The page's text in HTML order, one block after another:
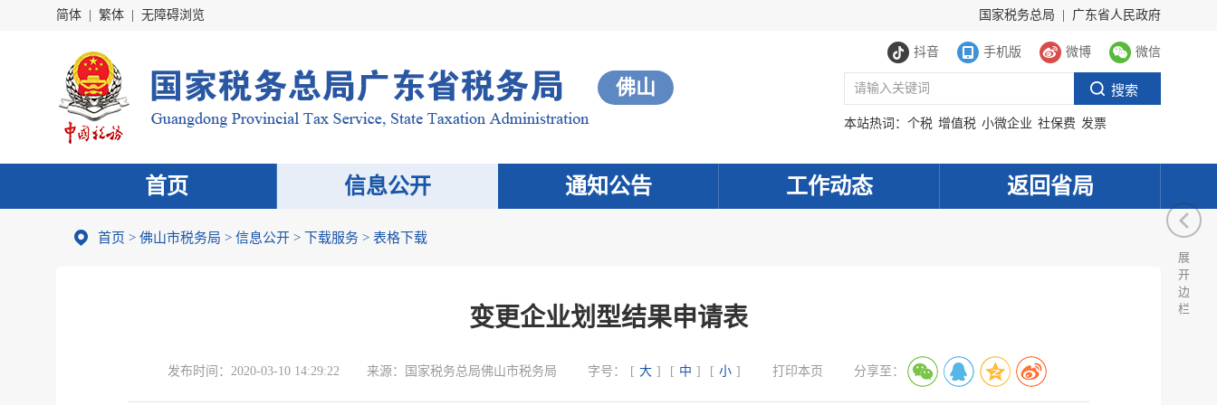
简体 繁体 无障碍浏览 国家税务总局 广东省人民政府
抖音 手机版 微博 微信
佛山
本站热词： 个税 增值税 小微企业 社保费 发票
首页 信息公开 通知公告 工作动态 返回省局
首页 > 佛山市税务局 > 信息公开 > 下载服务 > 表格下载
变更企业划型结果申请表
发布时间： 2020-03-10 14:29:22 来源： 国家税务总局佛山市税务局 字号： [ 大 ] [ 中 ] [ 小 ] 打印本页 分享至：
展
开
边
栏